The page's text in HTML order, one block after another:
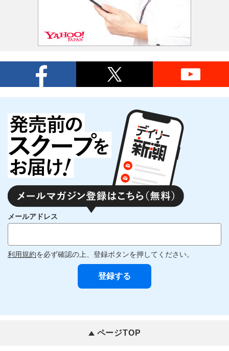
メールアドレス
利用規約を必ず確認の上、登録ボタンを押してください。
ページTOP